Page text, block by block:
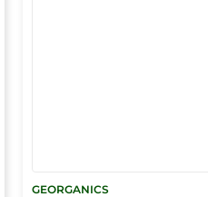
GEORGANICS